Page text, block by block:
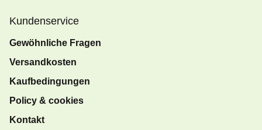
Kundenservice
Gewöhnliche Fragen
Versandkosten
Kaufbedingungen
Policy & cookies
Kontakt